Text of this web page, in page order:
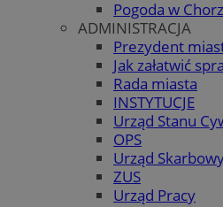
Pogoda w
ADMINISTRACJA
Prezydent
Jak załatwić
Rada miasta
INSTYTUCJE
Urząd Stanu
OPS
Urząd
ZUS
Urząd Pracy